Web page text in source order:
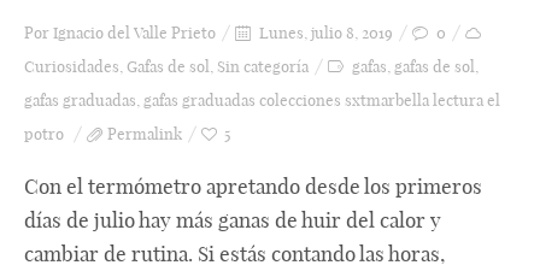
PorIgnacio del Valle Prieto Lunes, julio 8, 2019
0
Curiosidades Gafas de sol Sin categoría gafas gafas de sol
gafas graduadas gafas graduadas colecciones sxtmarbella lectura el
potro
Permalink 5
Con el termómetro apretando desde los primeros
días de julio hay más ganas de huir del calor y
cambiar de rutina. Si estás contando las horas,